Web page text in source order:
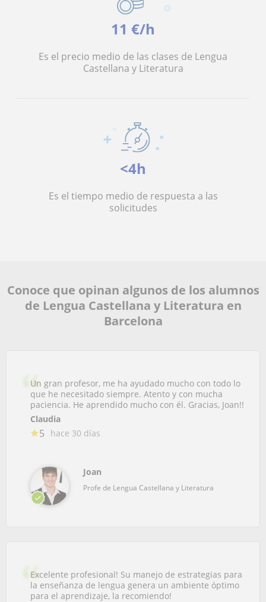
11 €/h
Es el precio medio de las clases de Lengua
Castellana y Literatura
<4h
Es el tiempo medio de respuesta a las
solicitudes
Conoce que opinan algunos de los alumnos
de Lengua Castellana y Literatura en
Barcelona
Un gran profesor, me ha ayudado mucho con todo lo
que he necesitado siempre. Atento y con mucha
paciencia. He aprendido mucho con él. Gracias, Joan!!
Claudia
5 hace 30 días
Joan
Profe de Lengua Castellana y Literatura
Excelente profesional! Su manejo de estrategias para
la enseñanza de lengua genera un ambiente óptimo
para el aprendizaje, la recomiendo!